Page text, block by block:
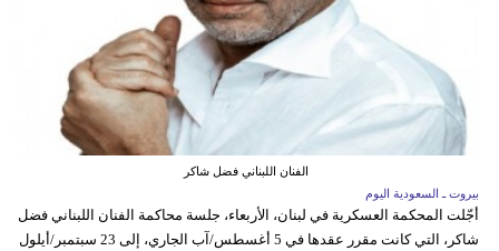
الفنان اللبناني فضل شاكر
بيروت ـ السعودية اليوم
أجّلت المحكمة العسكرية في لبنان، الأربعاء، جلسة محاكمة الفنان اللبناني فضل
شاكر، التي كانت مقرر عقدها في 5 أغسطس/آب الجاري، إلى 23 سبتمبر/أيلول